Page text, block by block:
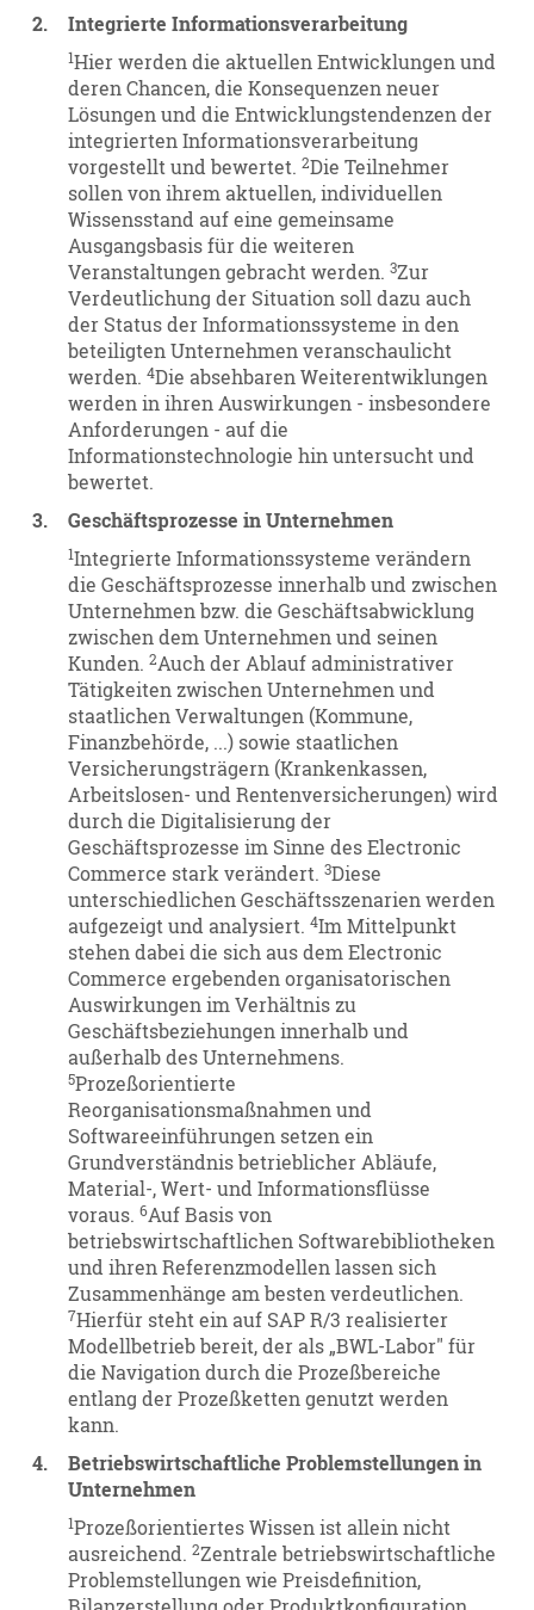
2.
Integrierte Informationsverarbeitung
1Hier werden die aktuellen Entwicklungen und
deren Chancen, die Konsequenzen neuer
Lösungen und die Entwicklungstendenzen der
integrierten Informationsverarbeitung
vorgestellt und bewertet.2Die Teilnehmer
sollen von ihrem aktuellen, individuellen
Wissensstand auf eine gemeinsame
Ausgangsbasis für die weiteren
Veranstaltungen gebracht werden.3Zur
Verdeutlichung der Situation soll dazu auch
der Status der Informationssysteme in den
beteiligten Unternehmen veranschaulicht
werden.4Die absehbaren Weiterentwiklungen
werden in ihren Auswirkungen - insbesondere
Anforderungen - auf die
Informationstechnologie hin untersucht und
bewertet.
3.
Geschäftsprozesse in Unternehmen
1Integrierte Informationssysteme verändern
die Geschäftsprozesse innerhalb und zwischen
Unternehmen bzw. die Geschäftsabwicklung
zwischen dem Unternehmen und seinen
Kunden.2Auch der Ablauf administrativer
Tätigkeiten zwischen Unternehmen und
staatlichen Verwaltungen (Kommune,
Finanzbehörde, ...) sowie staatlichen
Versicherungsträgern (Krankenkassen,
Arbeitslosen- und Rentenversicherungen) wird
durch die Digitalisierung der
Geschäftsprozesse im Sinne des Electronic
Commerce stark verändert.3Diese
unterschiedlichen Geschäftsszenarien werden
aufgezeigt und analysiert.4Im Mittelpunkt
stehen dabei die sich aus dem Electronic
Commerce ergebenden organisatorischen
Auswirkungen im Verhältnis zu
Geschäftsbeziehungen innerhalb und
außerhalb des Unternehmens.
5Prozeßorientierte
Reorganisationsmaßnahmen und
Softwareeinführungen setzen ein
Grundverständnis betrieblicher Abläufe,
Material-, Wert- und Informationsflüsse
voraus.6Auf Basis von
betriebswirtschaftlichen Softwarebibliotheken
und ihren Referenzmodellen lassen sich
Zusammenhänge am besten verdeutlichen.
7Hierfür steht ein auf SAP R/3 realisierter
Modellbetrieb bereit, der als „BWL-Labor" für
die Navigation durch die Prozeßbereiche
entlang der Prozeßketten genutzt werden
kann.
4.
Betriebswirtschaftliche Problemstellungen in
Unternehmen
1Prozeßorientiertes Wissen ist allein nicht
ausreichend.2Zentrale betriebswirtschaftliche
Problemstellungen wie Preisdefinition,